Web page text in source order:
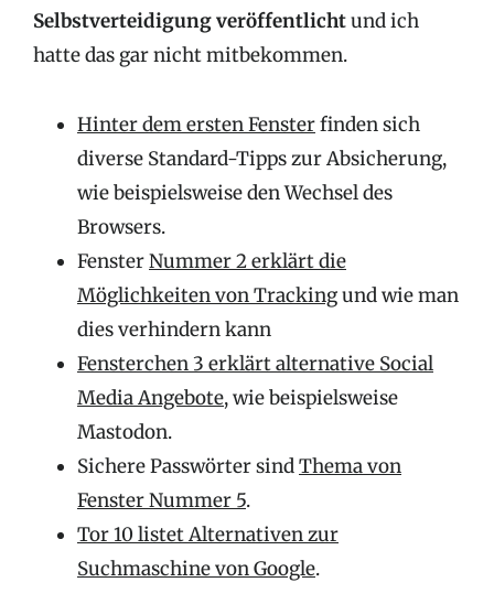
Selbstverteidigung veröffentlichtund ich
hatte das gar nicht mitbekommen.
Hinter dem ersten Fensterfinden sich
diverse Standard-Tipps zur Absicherung,
wie beispielsweise den Wechsel des
Browsers.
FensterNummer 2 erklärt die
Möglichkeiten von Trackingund wie man
dies verhindern kann
Fensterchen 3 erklärt alternative Social
Media Angebote, wie beispielsweise
Mastodon.
Sichere Passwörter sindThema von
Fenster Nummer 5.
Tor 10 listet Alternativen zur
Suchmaschine von Google.